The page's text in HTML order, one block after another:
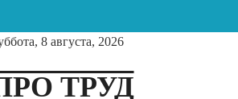
8 августа, 2026
ТРУД